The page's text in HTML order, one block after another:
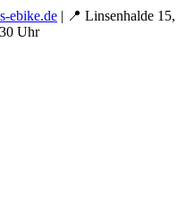
ebike.de | 📍 Linsenhalde 15,
Uhr